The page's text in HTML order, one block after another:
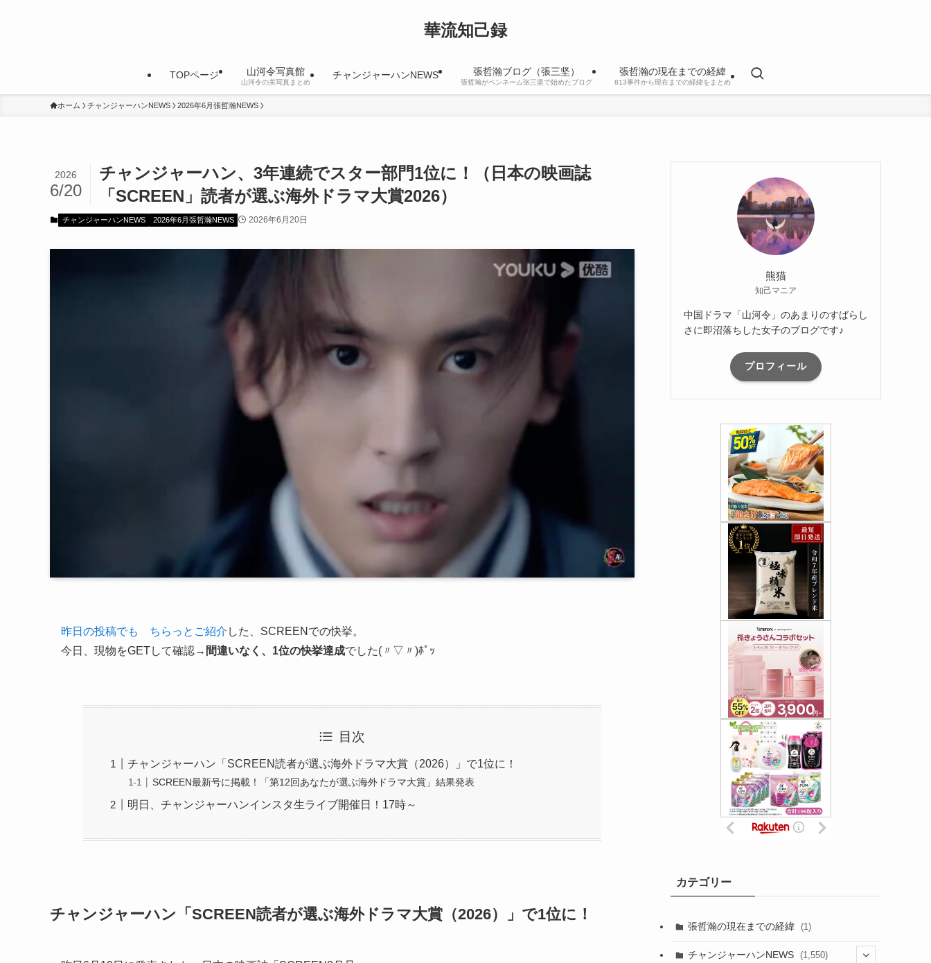
華流知己録
TOPページ 山河令写真館
山河令の美写真まとめ
チャンジャーハンNEWS 張哲瀚ブログ（張三坚）
張哲瀚がペンネーム张三坚で始めたブログ
張哲瀚の現在までの経緯
813事件から現在までの経緯をまとめ
ホーム チャンジャーハンNEWS 2026年6月張哲瀚NEWS
チャンジャーハン、3年連続でスター部門1位に！（日本の映画誌
「SCREEN」読者が選ぶ海外ドラマ大賞2026）
2026
6/20
チャンジャーハンNEWS 2026年6月張哲瀚NEWS 2026年6月20日
昨日の投稿でも ちらっとご紹介 した、SCREENでの快挙。
今日、現物をGETして確認→ 間違いなく、1位の快挙達成でした(〃▽〃)ﾎﾟｯ
目次
チャンジャーハン「SCREEN読者が選ぶ海外ドラマ大賞（2026）」で1位に！
SCREEN最新号に掲載！「第12回あなたが選ぶ海外ドラマ大賞」結果発表
明日、チャンジャーハンインスタ生ライブ開催日！17時～
チャンジャーハン「SCREEN読者が選ぶ海外ドラマ大賞（2026）」で1位に！
熊猫
知己マニア
中国ドラマ「山河令」のあまりのすばらし
さに即沼落ちした女子のブログです♪
プロフィール
カテゴリー
張哲瀚の現在までの経緯 (1)
チャンジャーハンNEWS (1,550)